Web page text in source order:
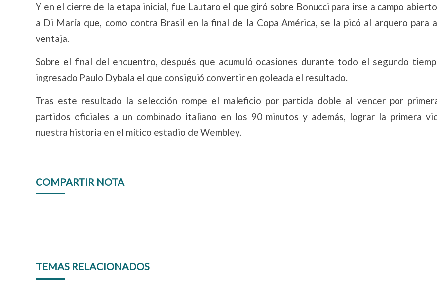
Y en el cierre de la etapa inicial, fue Lautaro el que giró sobre Bonucci para irse a campo
a Di María que, como contra Brasil en la final de la Copa América, se la picó al arquero para
ventaja.
Sobre el final del encuentro, después que acumuló ocasiones durante todo el segundo
ingresado Paulo Dybala el que consiguió convertir en goleada el resultado.
Tras este resultado la selección rompe el maleficio por partida doble al vencer por
partidos oficiales a un combinado italiano en los 90 minutos y además, lograr la primera
nuestra historia en el mítico estadio de Wembley.
COMPARTIR NOTA
TEMAS RELACIONADOS